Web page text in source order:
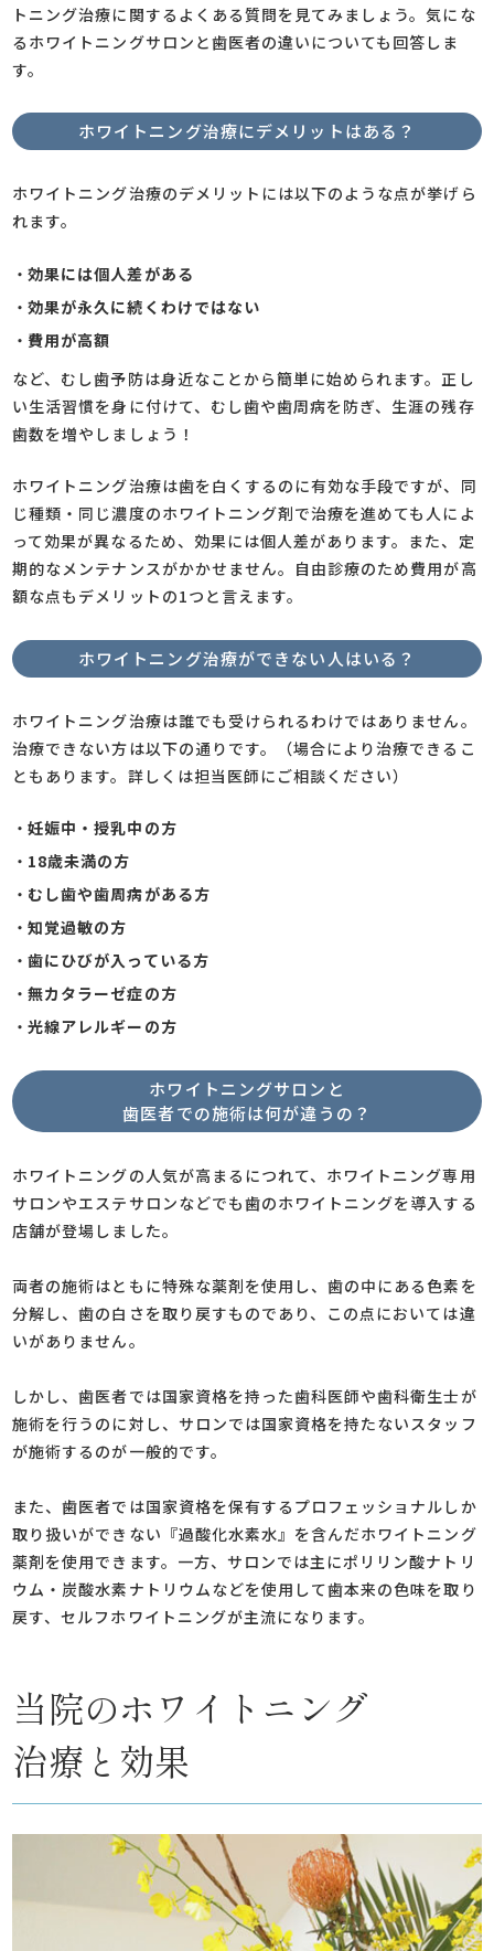
トニング治療に関するよくある質問を見てみましょう。気にな
るホワイトニングサロンと歯医者の違いについても回答しま
す。
ホワイトニング治療にデメリットはある？
ホワイトニング治療のデメリットには以下のような点が挙げら
れます。
・効果には個人差がある
・効果が永久に続くわけではない
・費用が高額
など、むし歯予防は身近なことから簡単に始められます。正し
い生活習慣を身に付けて、むし歯や歯周病を防ぎ、生涯の残存
歯数を増やしましょう！
ホワイトニング治療は歯を白くするのに有効な手段ですが、同
じ種類・同じ濃度のホワイトニング剤で治療を進めても人によ
って効果が異なるため、効果には個人差があります。また、定
期的なメンテナンスがかかせません。自由診療のため費用が高
額な点もデメリットの1つと言えます。
ホワイトニング治療ができない人はいる？
ホワイトニング治療は誰でも受けられるわけではありません。
治療できない方は以下の通りです。（場合により治療できるこ
ともあります。詳しくは担当医師にご相談ください）
・妊娠中・授乳中の方
・18歳未満の方
・むし歯や歯周病がある方
・知覚過敏の方
・歯にひびが入っている方
・無カタラーゼ症の方
・光線アレルギーの方
ホワイトニングサロンと
歯医者での施術は何が違うの？
ホワイトニングの人気が高まるにつれて、ホワイトニング専用
サロンやエステサロンなどでも歯のホワイトニングを導入する
店舗が登場しました。
両者の施術はともに特殊な薬剤を使用し、歯の中にある色素を
分解し、歯の白さを取り戻すものであり、この点においては違
いがありません。
しかし、歯医者では国家資格を持った歯科医師や歯科衛生士が
施術を行うのに対し、サロンでは国家資格を持たないスタッフ
が施術するのが一般的です。
また、歯医者では国家資格を保有するプロフェッショナルしか
取り扱いができない『過酸化水素水』を含んだホワイトニング
薬剤を使用できます。一方、サロンでは主にポリリン酸ナトリ
ウム・炭酸水素ナトリウムなどを使用して歯本来の色味を取り
戻す、セルフホワイトニングが主流になります。
当院のホワイトニング
治療と効果